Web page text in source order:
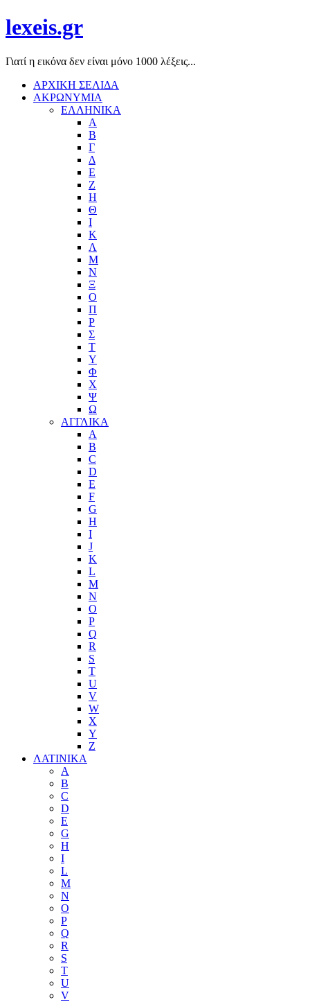
lexeis.gr
Γιατί η εικόνα δεν είναι μόνο 1000 λέξεις...
ΑΡΧΙΚΗ ΣΕΛΙΔΑ
ΑΚΡΩΝΥΜΙΑ
ΕΛΛΗΝΙΚΑ
Α
Β
Γ
Δ
Ε
Ζ
Η
Θ
Ι
Κ
Λ
Μ
Ν
Ξ
Ο
Π
Ρ
Σ
Τ
Υ
Φ
Χ
Ψ
Ω
ΑΓΓΛΙΚΑ
A
B
C
D
E
F
G
H
I
J
K
L
M
N
O
P
Q
R
S
T
U
V
W
X
Y
Z
ΛΑΤΙΝΙΚΑ
A
B
C
D
E
G
H
I
L
M
N
O
P
Q
R
S
T
U
V